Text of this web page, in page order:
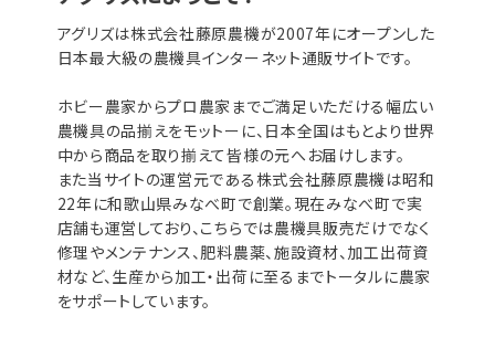
アグリズは株式会社藤原農機が2007年にオープンした
日本最大級の農機具インターネット通販サイトです。
ホビー農家からプロ農家までご満足いただける幅広い
農機具の品揃えをモットーに、日本全国はもとより世界
中から商品を取り揃えて皆様の元へお届けします。
また当サイトの運営元である株式会社藤原農機は昭和
22年に和歌山県みなべ町で創業。現在みなべ町で実
店舗も運営しており、こちらでは農機具販売だけでなく
修理やメンテナンス、肥料農薬、施設資材、加工出荷資
材など、生産から加工・出荷に至るまでトータルに農家
をサポートしています。